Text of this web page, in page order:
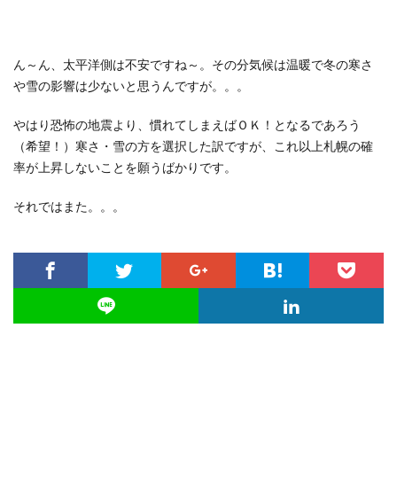
ん～ん、太平洋側は不安ですね～。その分気候は温暖で冬の寒さ
や雪の影響は少ないと思うんですが。。。
やはり恐怖の地震より、慣れてしまえばＯＫ！となるであろう
（希望！）寒さ・雪の方を選択した訳ですが、これ以上札幌の確
率が上昇しないことを願うばかりです。
それではまた。。。